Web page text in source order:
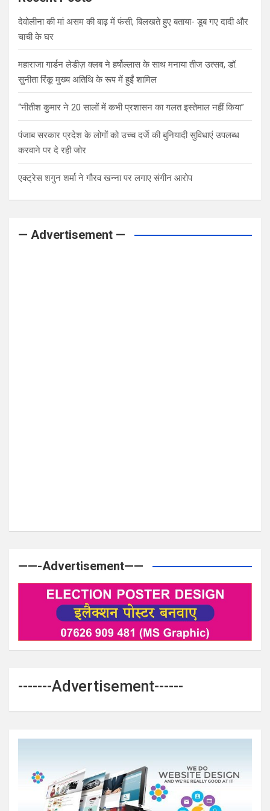
देवोलीना की मां असम की बाढ़ में फंसी, बिलखते हुए बताया- डूब गए दादी और
चाची के घर
महाराजा गार्डन लेडीज़ क्लब ने हर्षोल्लास के साथ मनाया तीज उत्सव, डॉ.
सुनीता रिंकू मुख्य अतिथि के रूप में हुईं शामिल
“नीतीश कुमार ने 20 सालों में कभी प्रशासन का गलत इस्तेमाल नहीं किया”
पंजाब सरकार प्रदेश के लोगों को उच्च दर्जे की बुनियादी सुविधाएं उपलब्ध
करवाने पर दे रही जोर
एक्ट्रेस शगुन शर्मा ने गौरव खन्ना पर लगाए संगीन आरोप
— Advertisement —
——-Advertisement——
-------Advertisement------